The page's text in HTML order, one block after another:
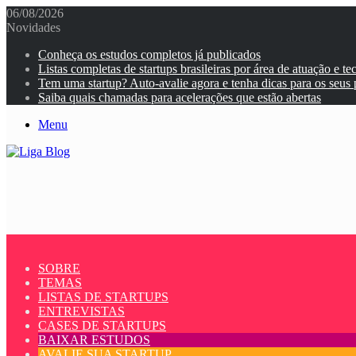
06/08/2026
Novidades
Conheça os estudos completos já publicados
Listas completas de startups brasileiras por área de atuação e
Tem uma startup? Auto-avalie agora e tenha dicas para os seus
Saiba quais chamadas para acelerações que estão abertas
Menu
SOBRE
TEMAS
LISTAS DE STARTUPS
ENTREVISTAS
CASES DE STARTUPS
BAIXAR ESTUDOS